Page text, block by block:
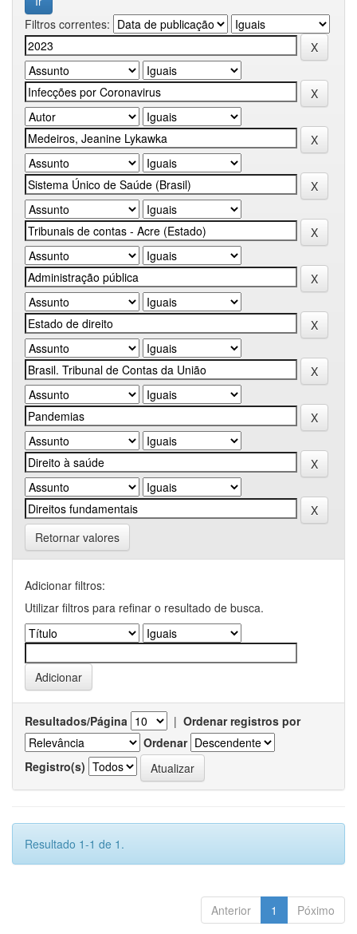
Filtros correntes:
Retornar valores
Adicionar filtros:
Utilizar filtros para refinar o resultado de busca.
Resultados/Página | Ordenar registros por
Ordenar
Registro(s)
Resultado 1-1 de 1.
Anterior 1 Póximo